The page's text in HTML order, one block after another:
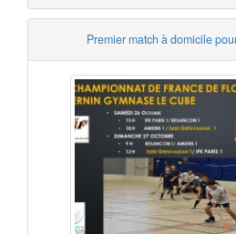
Premier match à domicile